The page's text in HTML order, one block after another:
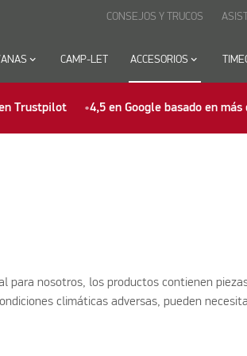
keyboard_arrow_down CAMP-LET ACCESORIOS keyboard_arrow_down
CONSEJOS Y TRUCOS
Trustpilot 4,5 en Google basado en más
para nosotros, los productos contienen
climáticas adversas, pueden